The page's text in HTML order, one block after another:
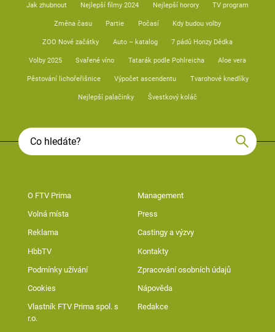
Jak zhubnout Nejlepší filmy 2024 Nejlepší horory TV program
Změna času Partie Počasí Kdy budou volby
ZOO Nové začátky Auto – katalog 7 pádů Honzy Dědka
Volby 2025 Svařené víno Tatarák podle Pohlreicha Aloe vera
Pěstování lichořeřišnice Výpočet ascendentu Tvarohové knedlíky
Nejlepší palačinky Švestkový koláč
O FTV Prima Management
Volná místa Press
Reklama Castingy a výzvy
HbbTV Kontakty
Podmínky užívání Zpracování osobních údajů
Cookies Nápověda
Vlastník FTV Prima spol. s
r.o.
Redakce